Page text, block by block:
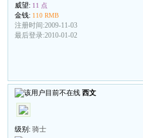
威望: 11 点
金钱: 110 RMB
注册时间:2009-11-03
最后登录:2010-01-02
西文
级别:骑士